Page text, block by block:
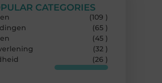
CATEGORIES
(109 )
(65 )
(45 )
(32 )
(26 )